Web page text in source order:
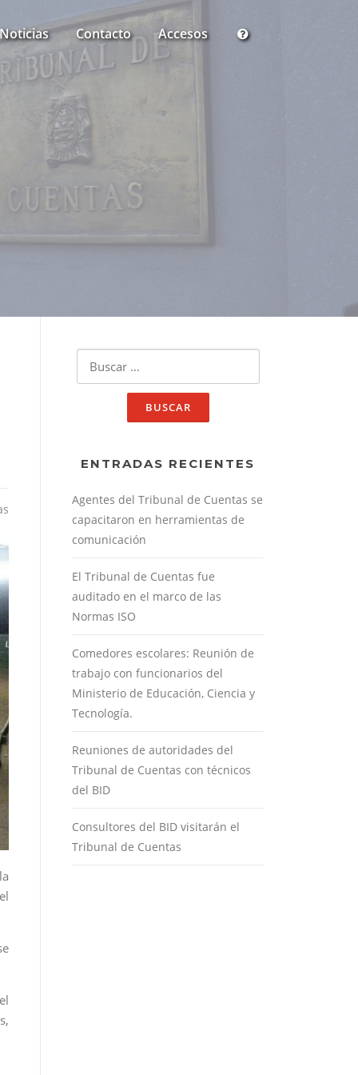
Noticias Contacto Accesos
ENTRADAS RECIENTES
Agentes del Tribunal de Cuentas se
capacitaron en herramientas de
comunicación
El Tribunal de Cuentas fue
auditado en el marco de las
Normas ISO
Comedores escolares: Reunión de
trabajo con funcionarios del
Ministerio de Educación, Ciencia y
Tecnología.
Reuniones de autoridades del
Tribunal de Cuentas con técnicos
del BID
Consultores del BID visitarán el
Tribunal de Cuentas